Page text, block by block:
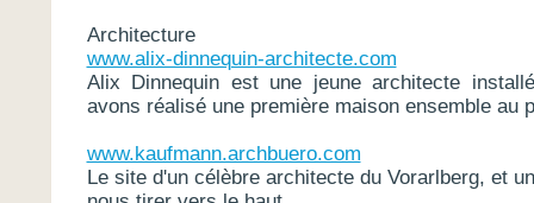
Architecture
www.alix-dinnequin-architecte.com
Alix Dinnequin est une jeune architecte
avons réalisé une première maison ensemble au
www.kaufmann.archbuero.com
Le site d'un célèbre architecte du Vorarlberg, et